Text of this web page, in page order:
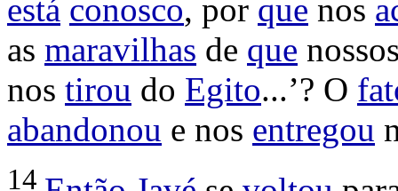
está conosco, por que nos
as maravilhas de que
nos tirou do Egito...’? O
abandonou e nos entregou
14